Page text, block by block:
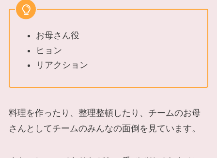
お母さん役
ヒョン
リアクション
料理を作ったり、整理整頓したり、チームのお母
さんとしてチームのみんなの面倒を見ています。